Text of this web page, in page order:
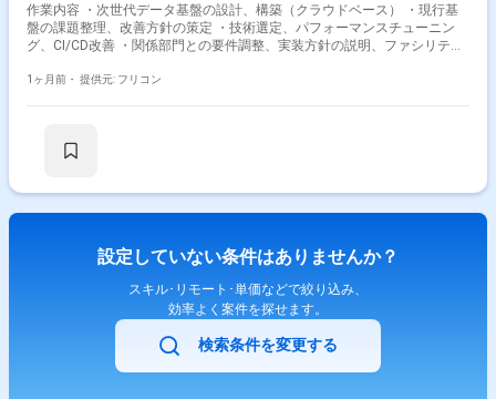
作業内容 ・次世代データ基盤の設計、構築（クラウドベース） ・現行基
盤の課題整理、改善方針の策定 ・技術選定、パフォーマンスチューニン
グ、CI/CD改善 ・関係部門との要件調整、実装方針の説明、ファシリテー
1ヶ月前・ 提供元: フリコン
設定していない条件はありませんか？
スキル･リモート･単価などで絞り込み、
効率よく案件を探せます。
検索条件を変更する